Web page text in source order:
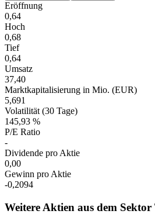
Eröffnung
0,64
Hoch
0,68
Tief
0,64
Umsatz
37,40
Marktkapitalisierung in Mio. (EUR)
5,691
Volatilität (30 Tage)
145,93 %
P/E Ratio
-
Dividende pro Aktie
0,00
Gewinn pro Aktie
-0,2094
Weitere Aktien aus dem Sektor